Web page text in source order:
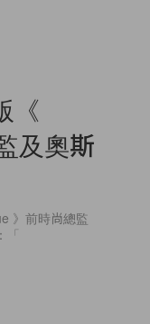
《
及奧斯
》前時尚總監
「